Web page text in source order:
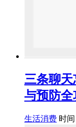
三条聊天
与预防全
生活消费 时间